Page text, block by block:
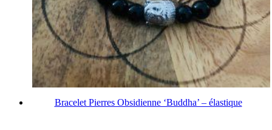
Bracelet Pierres Obsidienne ‘Buddha’ – élastique